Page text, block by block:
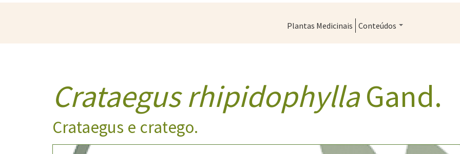
Plantas Medicinais Conteúdos
Farmácias Vivas
Conceitos
Crataegus rhipidophyllaGand.
Crataegus e cratego.